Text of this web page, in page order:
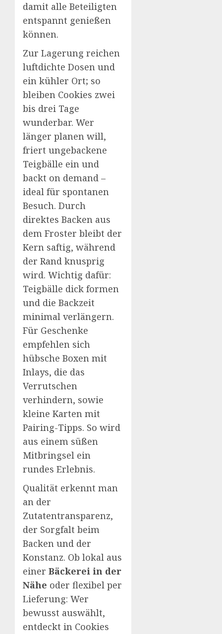
damit alle Beteiligten
entspannt genießen
können.
Zur Lagerung reichen
luftdichte Dosen und
ein kühler Ort; so
bleiben Cookies zwei
bis drei Tage
wunderbar. Wer
länger planen will,
friert ungebackene
Teigbälle ein und
backt on demand –
ideal für spontanen
Besuch. Durch
direktes Backen aus
dem Froster bleibt der
Kern saftig, während
der Rand knusprig
wird. Wichtig dafür:
Teigbälle dick formen
und die Backzeit
minimal verlängern.
Für Geschenke
empfehlen sich
hübsche Boxen mit
Inlays, die das
Verrutschen
verhindern, sowie
kleine Karten mit
Pairing-Tipps. So wird
aus einem süßen
Mitbringsel ein
rundes Erlebnis.
Qualität erkennt man
an der
Zutatentransparenz,
der Sorgfalt beim
Backen und der
Konstanz. Ob lokal aus
einer Bäckerei in der
Nähe oder flexibel per
Lieferung: Wer
bewusst auswählt,
entdeckt in Cookies